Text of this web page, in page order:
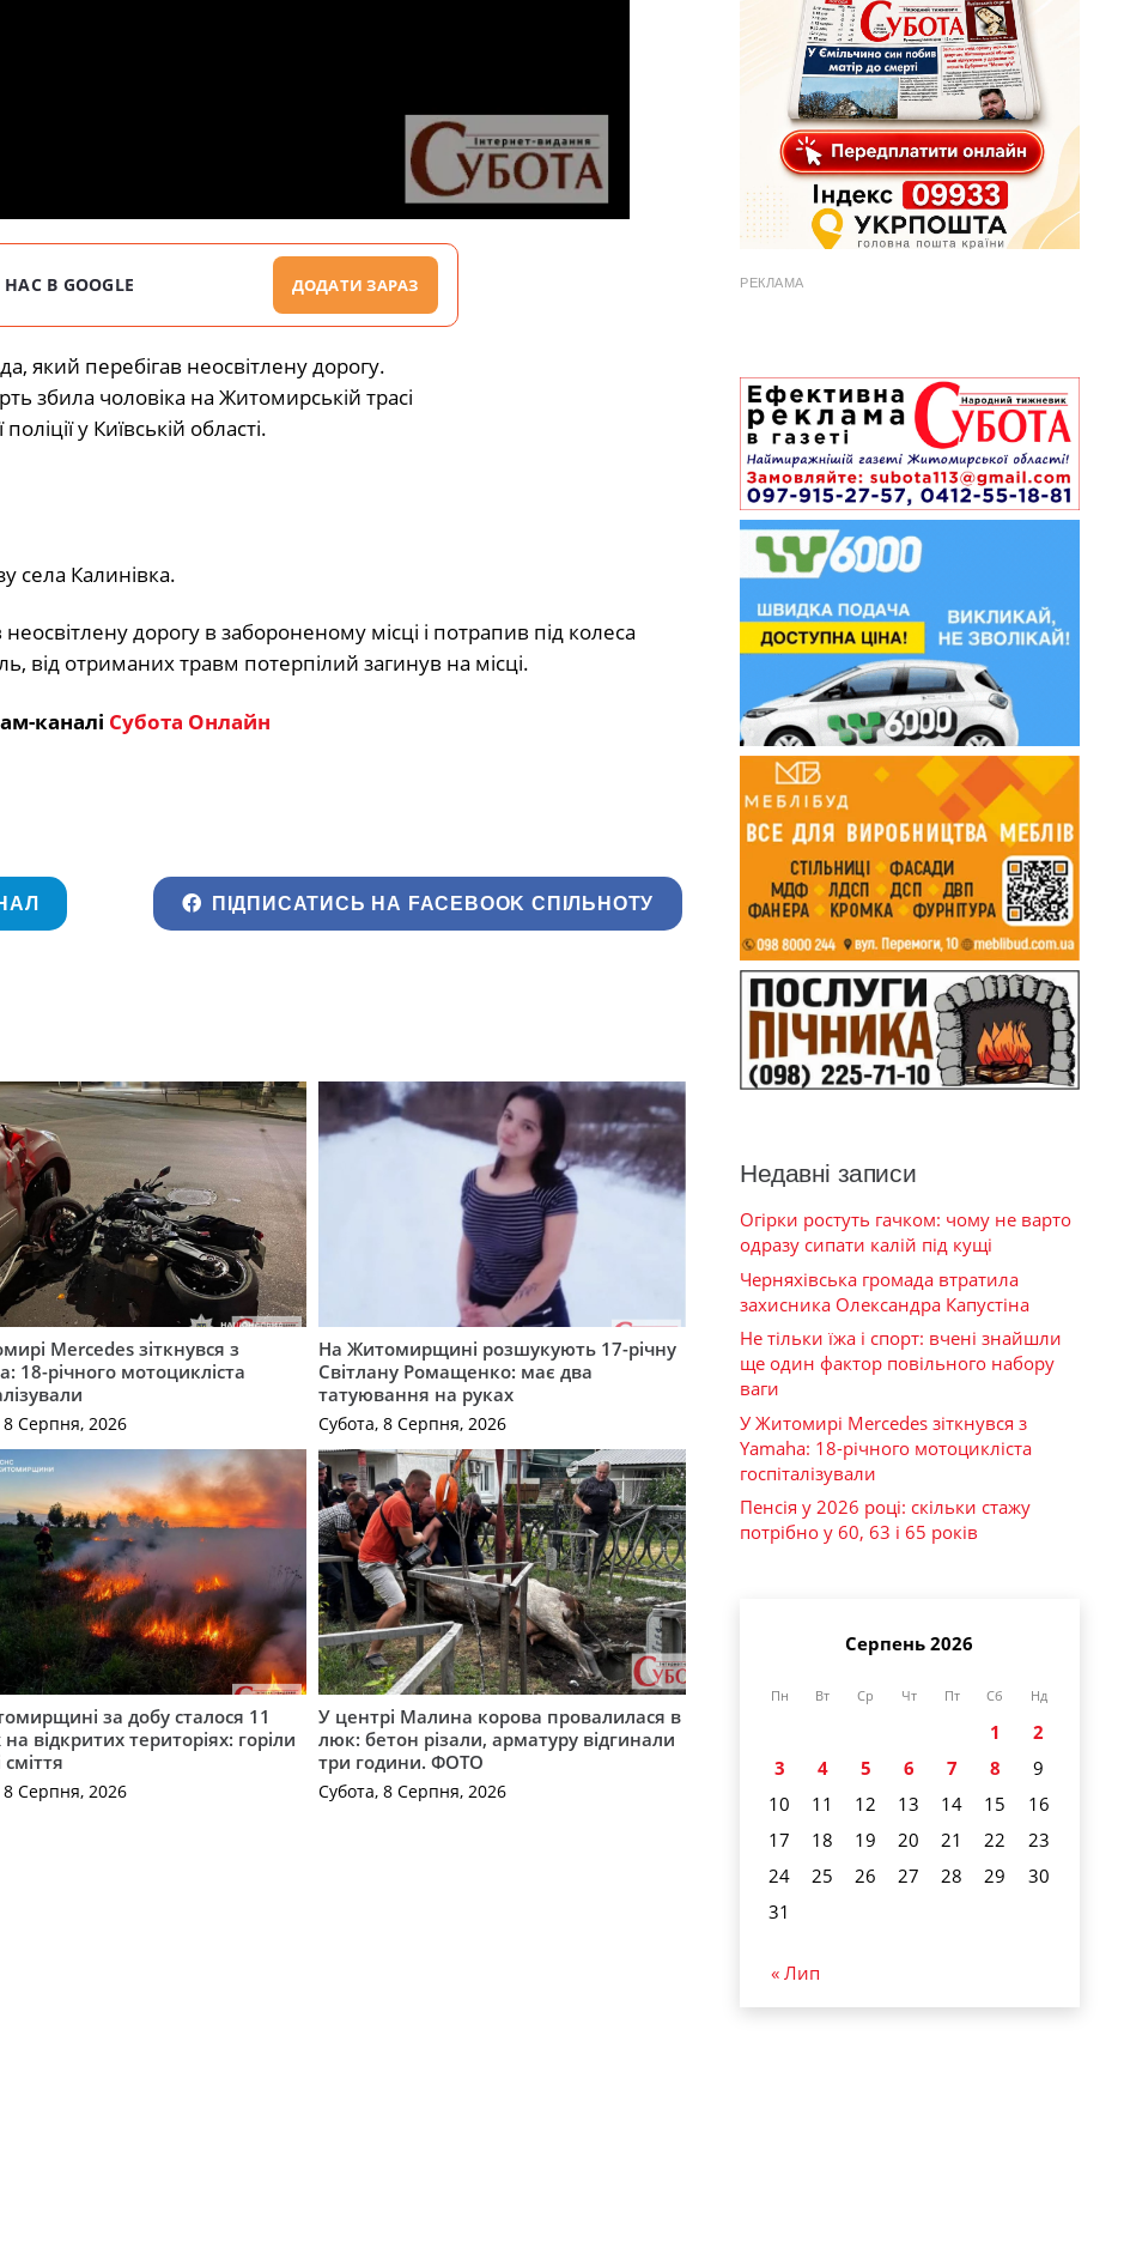
В GOOGLE ДОДАТИ ЗАРАЗ
який перебігав неосвітлену дорогу.
у Київській області.
села Калинівка.
дорогу в забороненому місці і потрапив під колеса
від отриманих травм потерпілий загинув на місці.
каналі Субота Онлайн
ПІДПИСАТИСЬ НА FACEBOOK СПІЛЬНОТУ
Mercedes зіткнувся з
18-річного мотоцикліста
8 Серпня, 2026
На Житомирщині розшукують 17-річну
Світлану Ромащенко: має два
татуювання на руках
Субота, 8 Серпня, 2026
за добу сталося 11
відкритих територіях: горіли
сміття
8 Серпня, 2026
У центрі Малина корова провалилася в
люк: бетон різали, арматуру відгинали
три години. ФОТО
Субота, 8 Серпня, 2026
РЕКЛАМА
Недавні записи
Огірки ростуть гачком: чому не варто
одразу сипати калій під кущі
Черняхівська громада втратила
захисника Олександра Капустіна
Не тільки їжа і спорт: вчені знайшли
ще один фактор повільного набору
ваги
У Житомирі Mercedes зіткнувся з
Yamaha: 18-річного мотоцикліста
госпіталізували
Пенсія у 2026 році: скільки стажу
потрібно у 60, 63 і 65 років
Серпень 2026
Пн Вт Ср Чт Пт Сб Нд
1
2
3
4 5 6 7 8
9
10
11 12 13 14 15
16
17
18 19 20 21 22
23
24
25 26 27 28 29
30
31
« Лип